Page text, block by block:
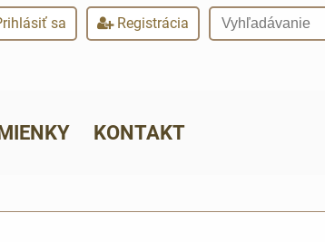
sa Registrácia
KONTAKT